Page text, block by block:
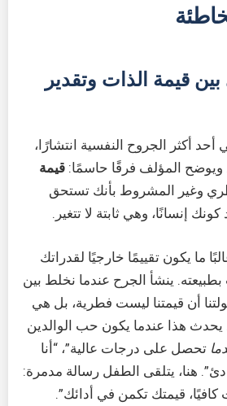
قيمة الذات وتقدير
أكثر الجروح النفسية انتشارًا،
ويوضح المؤلف فرقًا حاسمًا: قيمة
وغير المشروط بأنك تستحق
إنسانًا، وهي ثابتة لا تتغير.
ما يكون تقييمًا خارجيًا لقدراتك
ينشأ الجرح عندما نخلط بين
أن قيمتنا ليست فطرية، بل هي
هذا عندما يكون حب الوالدين
تحصل على درجات عالية”، “أنا
هنا، يتلقى الطفل رسالة مدمرة:
قيمتك تكمن في أدائك”.